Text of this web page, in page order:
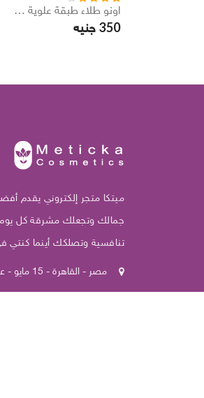
اونو طلاء طبقة علوية مادة مخملية 15 مل
350 جنيه
ميتكا متجر إلكتروني يقدم
جمالك وتجعلك مشرقة كل
تنافسية وتصلكك أينما
مصر - القاهرة - 15 مايو - عباس العقاد
+201098525032